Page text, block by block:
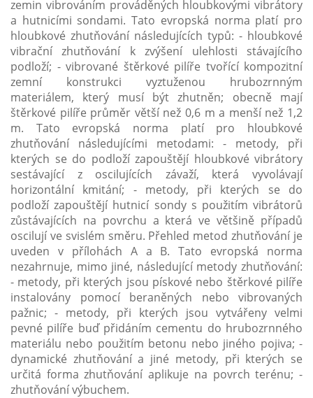
zemin vibrováním prováděných hloubkovými vibrátory
a hutnicími sondami. Tato evropská norma platí pro
hloubkové zhutňování následujících typů: - hloubkové
vibrační zhutňování k zvýšení ulehlosti stávajícího
podloží; - vibrované štěrkové pilíře tvořící kompozitní
zemní konstrukci vyztuženou hrubozrnným
materiálem, který musí být zhutněn; obecně mají
štěrkové pilíře průměr větší než 0,6 m a menší než 1,2
m. Tato evropská norma platí pro hloubkové
zhutňování následujícími metodami: - metody, při
kterých se do podloží zapouštějí hloubkové vibrátory
sestávající z oscilujících závaží, která vyvolávají
horizontální kmitání; - metody, při kterých se do
podloží zapouštějí hutnicí sondy s použitím vibrátorů
zůstávajících na povrchu a která ve většině případů
oscilují ve svislém směru. Přehled metod zhutňování je
uveden v přílohách A a B. Tato evropská norma
nezahrnuje, mimo jiné, následující metody zhutňování:
- metody, při kterých jsou pískové nebo štěrkové pilíře
instalovány pomocí beraněných nebo vibrovaných
pažnic; - metody, při kterých jsou vytvářeny velmi
pevné pilíře buď přidáním cementu do hrubozrnného
materiálu nebo použitím betonu nebo jiného pojiva; -
dynamické zhutňování a jiné metody, při kterých se
určitá forma zhutňování aplikuje na povrch terénu; -
zhutňování výbuchem.